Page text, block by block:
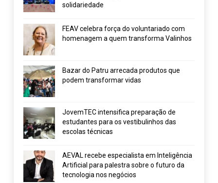
solidariedade
FEAV celebra força do voluntariado com
homenagem a quem transforma Valinhos
Bazar do Patru arrecada produtos que
podem transformar vidas
JovemTEC intensifica preparação de
estudantes para os vestibulinhos das
escolas técnicas
AEVAL recebe especialista em Inteligência
Artificial para palestra sobre o futuro da
tecnologia nos negócios